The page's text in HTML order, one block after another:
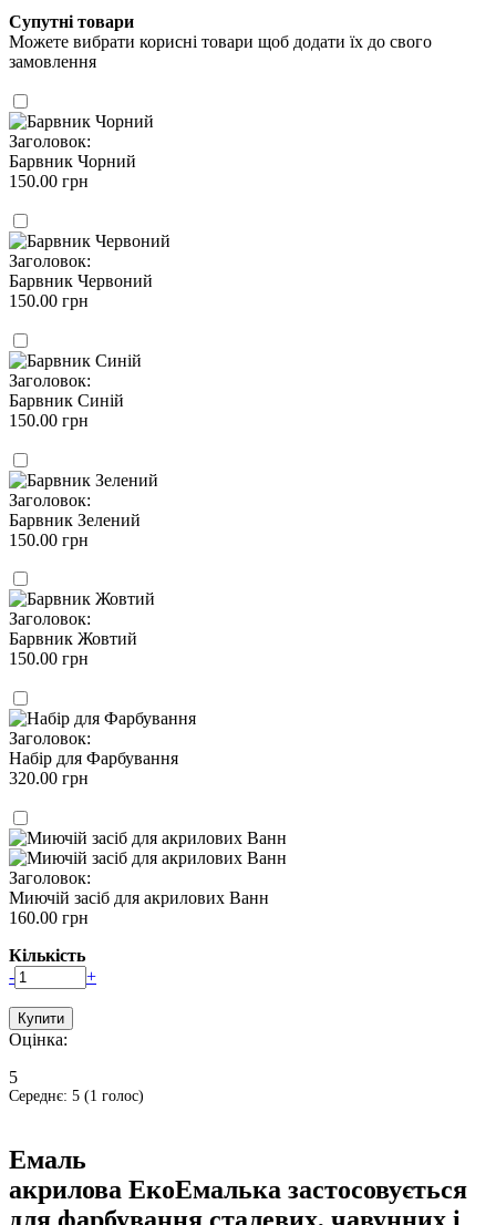
Супутні товари
Можете вибрати корисні товари щоб додати їх до свого
замовлення
Заголовок:
Барвник Чорний
150.00 грн
Заголовок:
Барвник Червоний
150.00 грн
Заголовок:
Барвник Синій
150.00 грн
Заголовок:
Барвник Зелений
150.00 грн
Заголовок:
Барвник Жовтий
150.00 грн
Заголовок:
Набір для Фарбування
320.00 грн
Заголовок:
Миючій засіб для акрилових Ванн
160.00 грн
Кількість
-
+
Оцінка:
5
Середнє: 5 (1 голос)
Емаль
акрилова ЕкоЕмалька застосовується